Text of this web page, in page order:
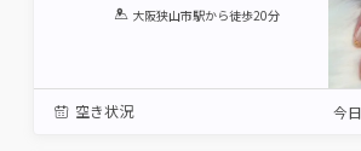
1 2 3 4 5
大阪狭山市駅から徒歩20分
空き状況 今日